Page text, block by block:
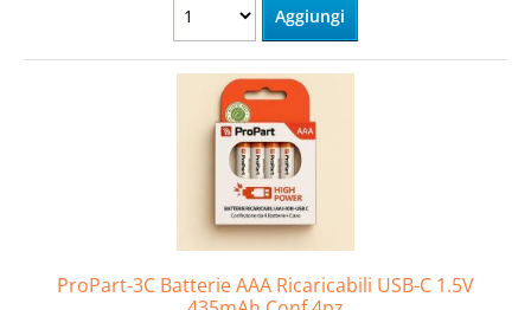
ProPart-3C Batterie AAA Ricaricabili USB-C 1.5V